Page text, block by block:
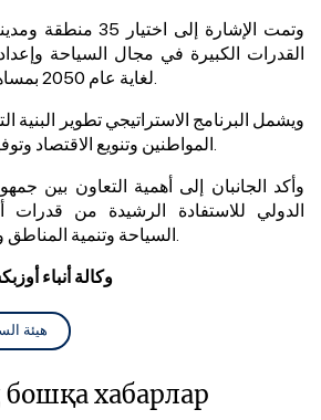
وتمت الإشارة إلى
القدرات الكبيرة في مجال السياحة وإعداد
لغاية عام 2050 بمساهمة خبراء البنك الدولي.
ويشمل البرنامج الاستراتيجي تطوير البنية
المواطنين وتنويع الاقتصاد وتوفير فرص العمل الجديدة.
وأكد الجانبان إلى أهمية التعاون بين
الدولي للاستفادة الرشيدة من
السياحة وتنمية المناطق ورفع رفاهية المواطنين.
وكالة أنباء
هيئة
хабарлар